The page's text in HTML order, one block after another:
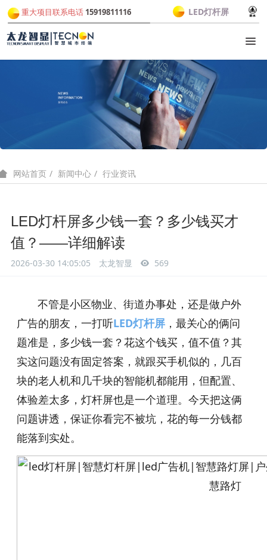
重大项目联系电话 15919811116 LED灯杆屏
网站首页 新闻中心 行业资讯
LED灯杆屏多少钱一套？多少钱买才
值？——详细解读
2026-03-30 14:05:05 太龙智显 569
不管是小区物业、街道办事处，还是做户外
广告的朋友，一打听LED灯杆屏 ，最关心的俩问
题准是，多少钱一套？花这个钱买，值不值？其
实这问题没有固定答案，就跟买手机似的，几百
块的老人机和几千块的智能机都能用，但配置、
体验差太多，灯杆屏也是一个道理。今天把这俩
问题讲透，保证你看完不被坑，花的每一分钱都
能落到实处。